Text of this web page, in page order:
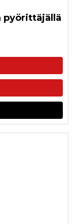
pyörittäjällä